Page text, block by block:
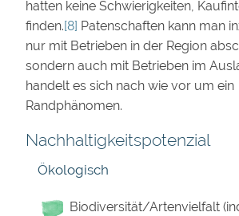
hatten keine Schwierigkeiten,
finden.[8] Patenschaften kann man
nur mit Betrieben in der Region
sondern auch mit Betrieben im
handelt es sich nach wie vor um ein
Randphänomen.
Nachhaltigkeitspotenzial
Ökologisch
Biodiversität/Artenvielfalt